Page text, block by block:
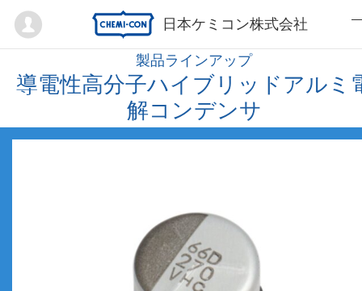
日本ケミコン株式会社
Mypage
製品ラインアップ
導電性高分子ハイブリッドアルミ
解コンデンサ